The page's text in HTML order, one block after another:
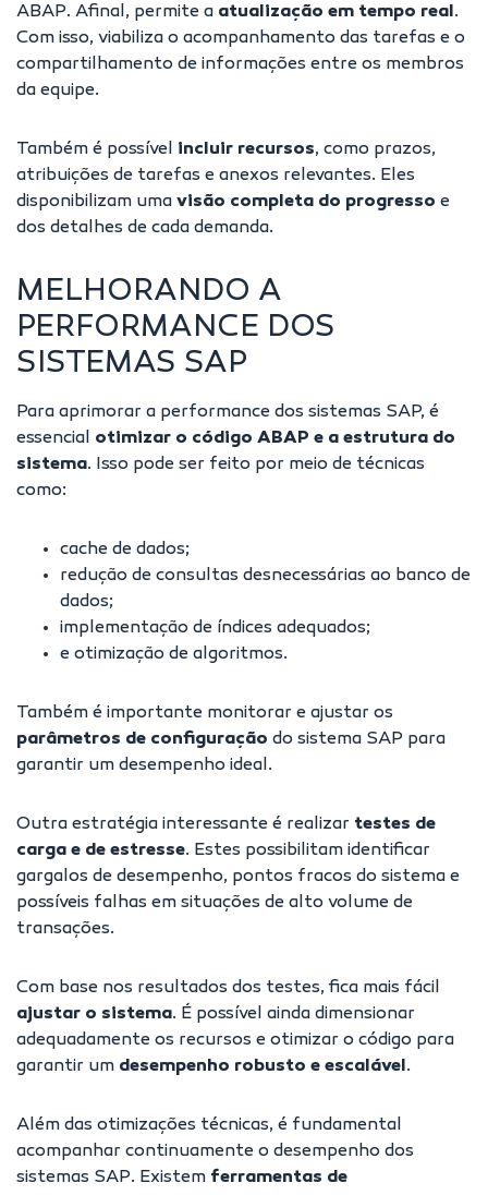
ABAP. Afinal, permite a atualização em tempo real.
Com isso, viabiliza o acompanhamento das tarefas e o
compartilhamento de informações entre os membros
da equipe.
Também é possível incluir recursos, como prazos,
atribuições de tarefas e anexos relevantes. Eles
disponibilizam uma visão completa do progresso e
dos detalhes de cada demanda.
MELHORANDO A
PERFORMANCE DOS
SISTEMAS SAP
Para aprimorar a performance dos sistemas SAP, é
essencial otimizar o código ABAP e a estrutura do
sistema. Isso pode ser feito por meio de técnicas
como:
cache de dados;
redução de consultas desnecessárias ao banco de
dados;
implementação de índices adequados;
e otimização de algoritmos.
Também é importante monitorar e ajustar os
parâmetros de configuração do sistema SAP para
garantir um desempenho ideal.
Outra estratégia interessante é realizar testes de
carga e de estresse. Estes possibilitam identificar
gargalos de desempenho, pontos fracos do sistema e
possíveis falhas em situações de alto volume de
transações.
Com base nos resultados dos testes, fica mais fácil
ajustar o sistema. É possível ainda dimensionar
adequadamente os recursos e otimizar o código para
garantir um desempenho robusto e escalável.
Além das otimizações técnicas, é fundamental
acompanhar continuamente o desempenho dos
sistemas SAP. Existem ferramentas de